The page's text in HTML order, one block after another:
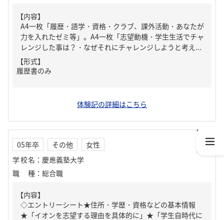
【内容】
A4一枚「履歴・語学・資格・クラブ、課外活動・あなたが
力を入れたゼミ等」。A4一枚「志望動機・学生生活でチャ
レンジした事は？・なぜそれにチャレンジしようと考え...
【形式】
履歴書のみ
体験記の詳細はこちら
05年卒 その他
女性
学校名 ： 慶應義塾大学
職種 ： 総合職
【内容】
◇エントリーシート★住所・学歴・資格などの基本情報
★「イオンを志望する理由を具体的に」★「学生自時代に